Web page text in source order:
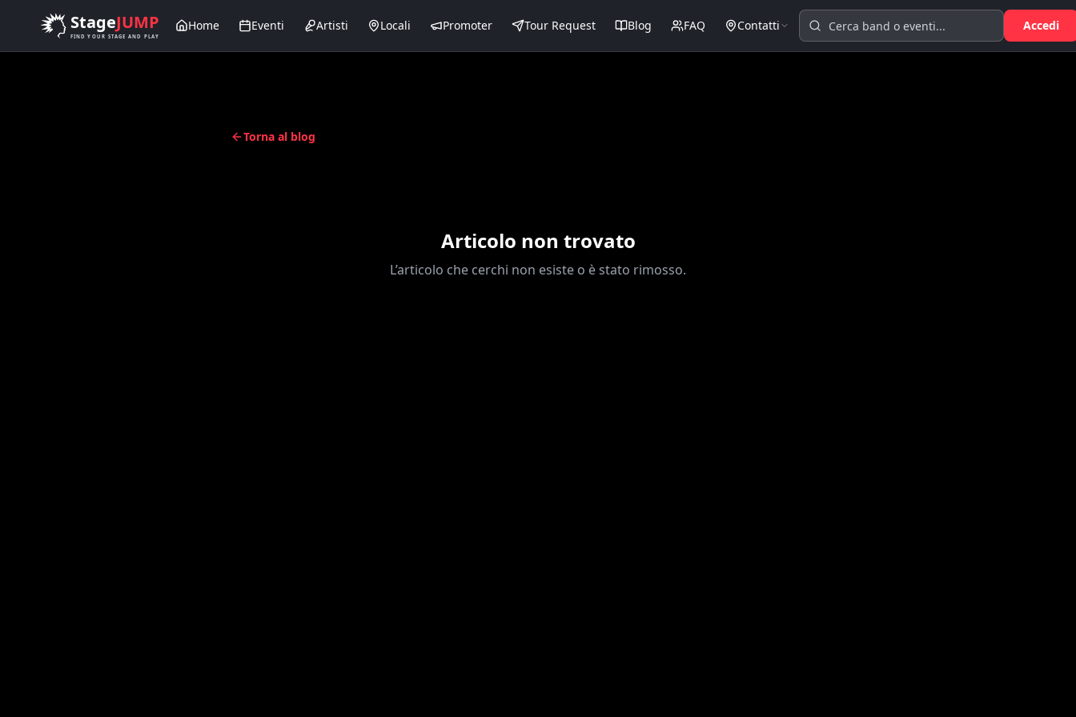
Salta al contenuto principale
StageJUMP
FIND YOUR STAGE AND PLAY
Home Eventi Artisti Locali Promoter Tour Request Blog FAQ Contatti Accedi
Torna al blog
Articolo non trovato
L’articolo che cerchi non esiste o è stato rimosso.